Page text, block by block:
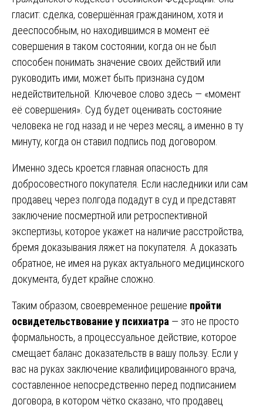
гласит: сделка, совершённая гражданином, хотя и
дееспособным, но находившимся в момент её
совершения в таком состоянии, когда он не был
способен понимать значение своих действий или
руководить ими, может быть признана судом
недействительной. Ключевое слово здесь — «момент
её совершения». Суд будет оценивать состояние
человека не год назад и не через месяц, а именно в ту
минуту, когда он ставил подпись под договором.
Именно здесь кроется главная опасность для
добросовестного покупателя. Если наследники или сам
продавец через полгода подадут в суд и представят
заключение посмертной или ретроспективной
экспертизы, которое укажет на наличие расстройства,
бремя доказывания ляжет на покупателя. А доказать
обратное, не имея на руках актуального медицинского
документа, будет крайне сложно.
Таким образом, своевременное решение пройти
освидетельствование у психиатра — это не просто
формальность, а процессуальное действие, которое
смещает баланс доказательств в вашу пользу. Если у
вас на руках заключение квалифицированного врача,
составленное непосредственно перед подписанием
договора, в котором чётко сказано, что продавец